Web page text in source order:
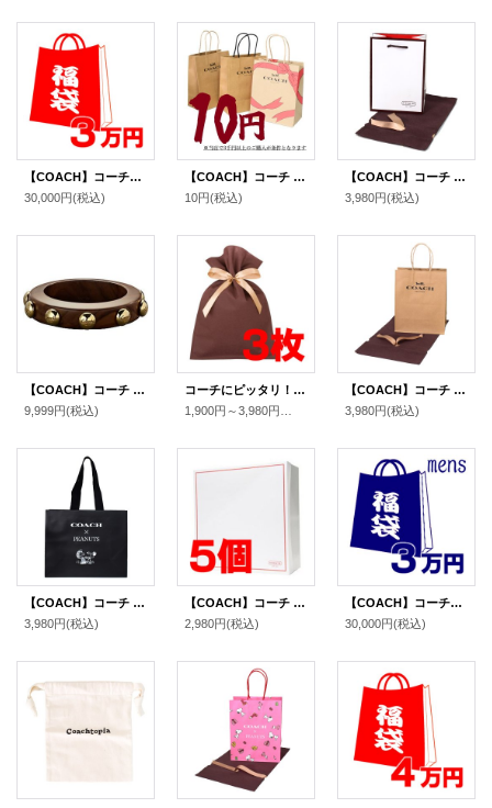
【COACH】コーチの超お得レディース福袋〔3万円〕（送料無料）
30,000円(税込)
【COACH】コーチ 純正紙袋 ショップバッグ プレゼントキット 1枚【単品注文不可】（送料無料）
10円(税込)
【COACH】コーチ 純正紙袋 ミニ ブティック リボン付き 巾着布袋 セット プレゼントキット ギフトキット ギフトセット ラッピングセット マルチ（送料無料）
3,980円(税込)
【COACH】コーチ ウッド グロメット バングル 〔日本未発売〕
9,999円(税込)
コーチにピッタリ！リボン付き特製高級布袋 ブラウン 〔3枚セット〕（送料無料）
【COACH】コーチ 純正紙袋 リボン付き 巾着布袋 セット プレゼントキット ギフトキット ギフトセット ラッピングセット ブラウン（送料無料）
3,980円(税込)
【COACH】コーチ スヌーピー ショップバッグ ピーナッツ コラボ ラージ 純正紙袋 ブラックマルチ（送料無料）
3,980円(税込)
【COACH】コーチ 純正ボックスL ホワイト〔5個セット〕（送料無料）
2,980円(税込)
【COACH】コーチの超お得メンズ福袋〔3万円〕（送料無料）
30,000円(税込)